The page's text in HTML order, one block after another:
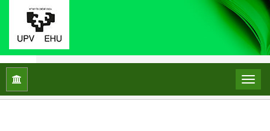
251 - Enpresa eta Ekonomia Aldizkaria
Hasiera